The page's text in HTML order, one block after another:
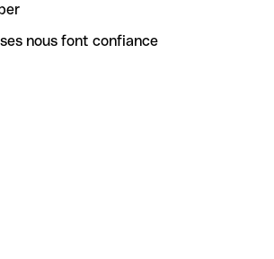
nous font confiance